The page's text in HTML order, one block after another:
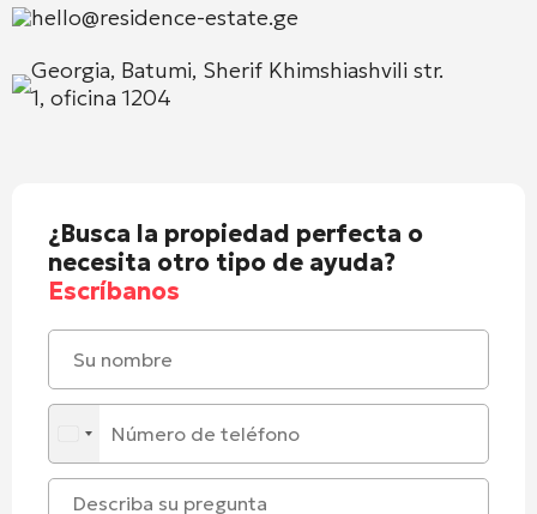
hello@residence-estate.ge
Georgia, Batumi, Sherif Khimshiashvili str.
1, oficina 1204
¿Busca la propiedad perfecta o
necesita otro tipo de ayuda?
Escríbanos